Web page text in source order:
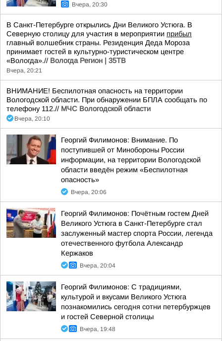
Вчера, 20:30
В Санкт-Петербурге открылись Дни Великого Устюга. В
Северную столицу для участия в мероприятии прибыл
главный волшебник страны. Резиденция Деда Мороза
принимает гостей в культурно-туристическом центре
«Вологда».// Вологда Регион | 35ТВ
Вчера, 20:21
ВНИМАНИЕ! Беспилотная опасность на территории
Вологодской области. При обнаружении БПЛА сообщать по
телефону 112.// МЧС Вологодской области
Вчера, 20:10
Георгий Филимонов: Внимание. По
поступившей от Минобороны России
информации, на территории Вологодской
области введён режим «Беспилотная
опасность»
Вчера, 20:06
Георгий Филимонов: Почётным гостем Дней
Великого Устюга в Санкт-Петербурге стал
заслуженный мастер спорта России, легенда
отечественного футбола Александр
Кержаков
Вчера, 20:04
Георгий Филимонов: С традициями,
культурой и вкусами Великого Устюга
познакомились сегодня сотни петербуржцев
и гостей Северной столицы
Вчера, 19:48